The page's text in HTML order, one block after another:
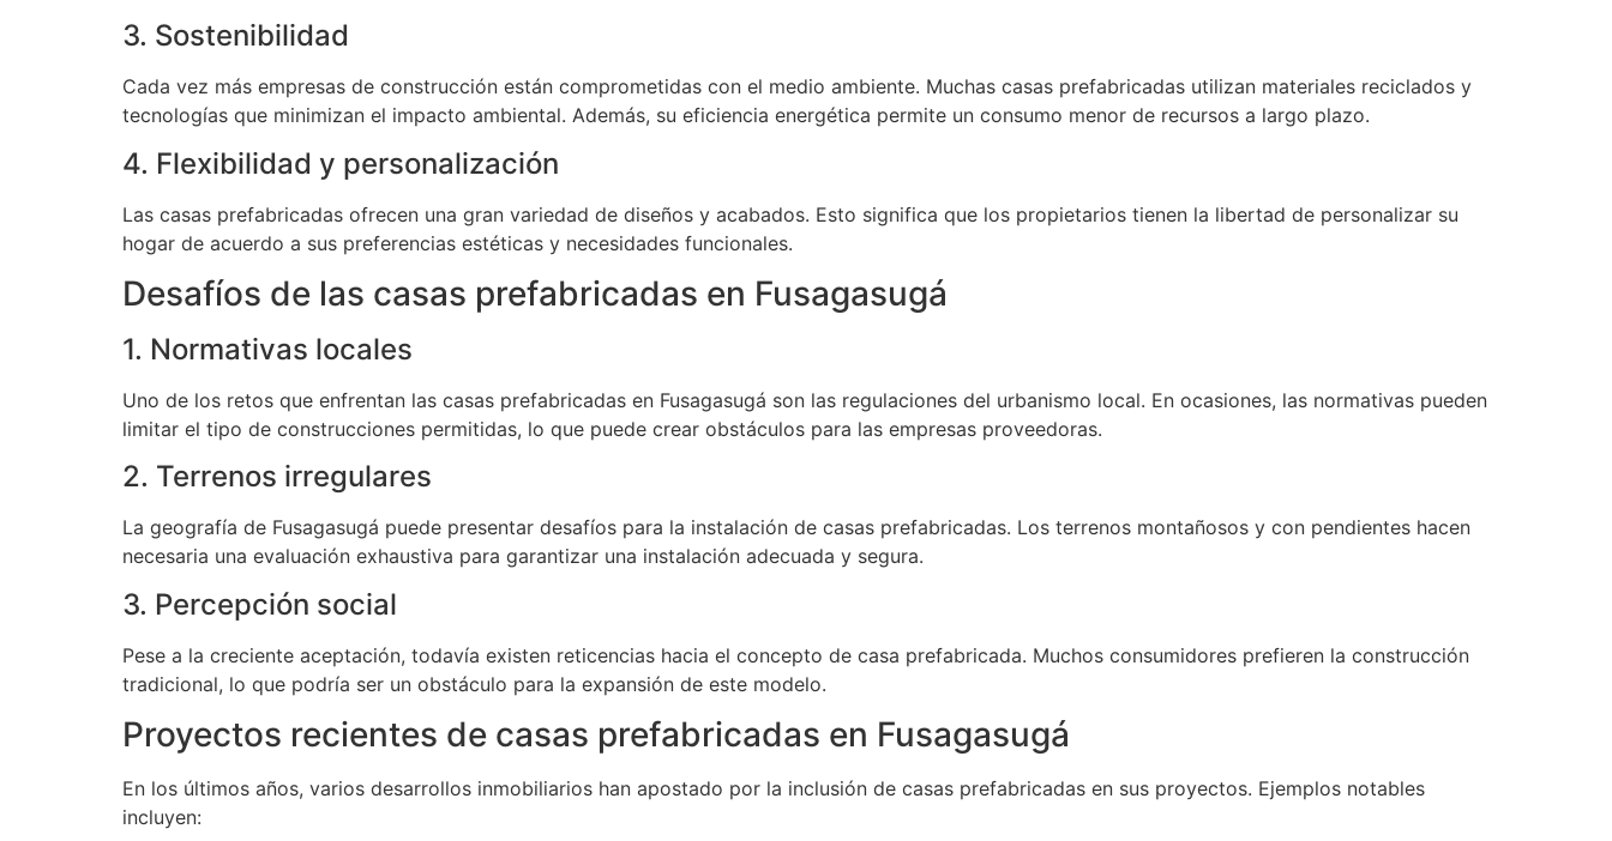
3. Sostenibilidad
Cada vez más empresas de construcción están comprometidas con el medio ambiente. Muchas casas prefabricadas utilizan materiales reciclados y
tecnologías que minimizan el impacto ambiental. Además, su eficiencia energética permite un consumo menor de recursos a largo plazo.
4. Flexibilidad y personalización
Las casas prefabricadas ofrecen una gran variedad de diseños y acabados. Esto significa que los propietarios tienen la libertad de personalizar su
hogar de acuerdo a sus preferencias estéticas y necesidades funcionales.
Desafíos de las casas prefabricadas en Fusagasugá
1. Normativas locales
Uno de los retos que enfrentan las casas prefabricadas en Fusagasugá son las regulaciones del urbanismo local. En ocasiones, las normativas pueden
limitar el tipo de construcciones permitidas, lo que puede crear obstáculos para las empresas proveedoras.
2. Terrenos irregulares
La geografía de Fusagasugá puede presentar desafíos para la instalación de casas prefabricadas. Los terrenos montañosos y con pendientes hacen
necesaria una evaluación exhaustiva para garantizar una instalación adecuada y segura.
3. Percepción social
Pese a la creciente aceptación, todavía existen reticencias hacia el concepto de casa prefabricada. Muchos consumidores prefieren la construcción
tradicional, lo que podría ser un obstáculo para la expansión de este modelo.
Proyectos recientes de casas prefabricadas en Fusagasugá
En los últimos años, varios desarrollos inmobiliarios han apostado por la inclusión de casas prefabricadas en sus proyectos. Ejemplos notables
incluyen: